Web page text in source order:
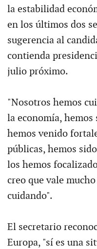
la estabilidad
en los últimos dos
sugerencia al
contienda
julio próximo.
"Nosotros hemos
la economía, hemos
hemos venido
públicas, hemos
los hemos
creo que vale
cuidando".
El secretario
Europa, "sí es una